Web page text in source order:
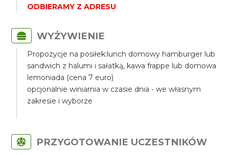
ODBIERAMY Z ADRESU
WYŻYWIENIE
Propozycje na posiłek:lunch domowy hamburger lub
sandwich z halumi i sałatką, kawa frappe lub domowa
lemoniada (cena 7 euro)
opcjonalnie winiarnia w czasie dnia - we własnym
zakresie i wyborze
PRZYGOTOWANIE UCZESTNIKÓW